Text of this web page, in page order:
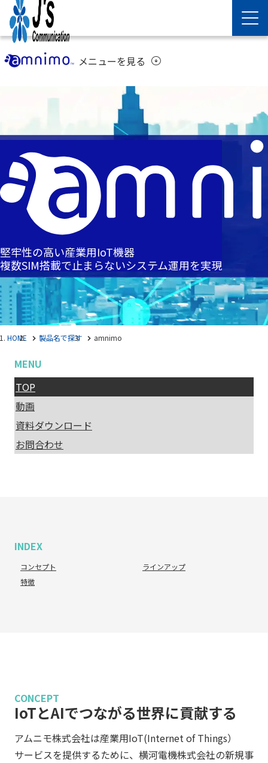
メニューを見る arrow_circle_down
堅牢性の高い産業用IoT機器
複数SIM搭載で止まらないシステム運用を実現
HOME 製品名で探す amnimo
MENU
TOP
動画
資料ダウンロード
お問合わせ
INDEX
コンセプト
ラインアップ
特徴
CONCEPT
IoTとAIでつながる世界に貢献する
アムニモ株式会社は産業用IoT(Internet of Things）
サービスを提供するために、横河電機株式会社の新規事